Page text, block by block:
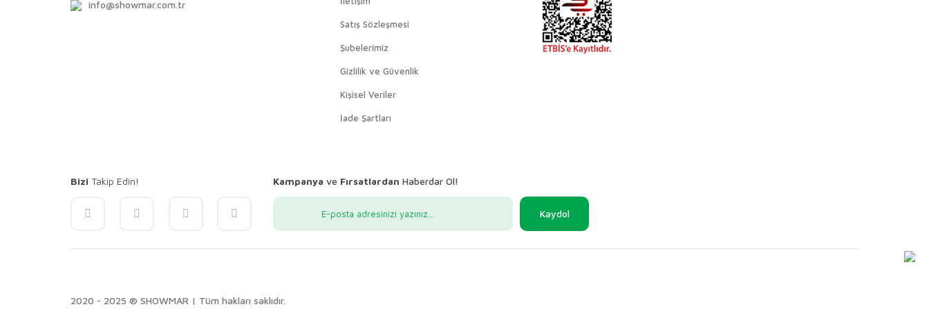
info@showmar.com.tr
Satış Sözleşmesi
Şubelerimiz
Gizlilik ve Güvenlik
Kişisel Veriler
İade Şartları
Bizi Takip Edin! Kampanya ve Fırsatlardan Haberdar Ol!
Kaydol
2020 - 2025 ® SHOWMAR | Tüm hakları saklıdır.